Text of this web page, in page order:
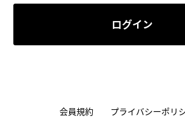
ログイン
会員規約
プライバシーポリ